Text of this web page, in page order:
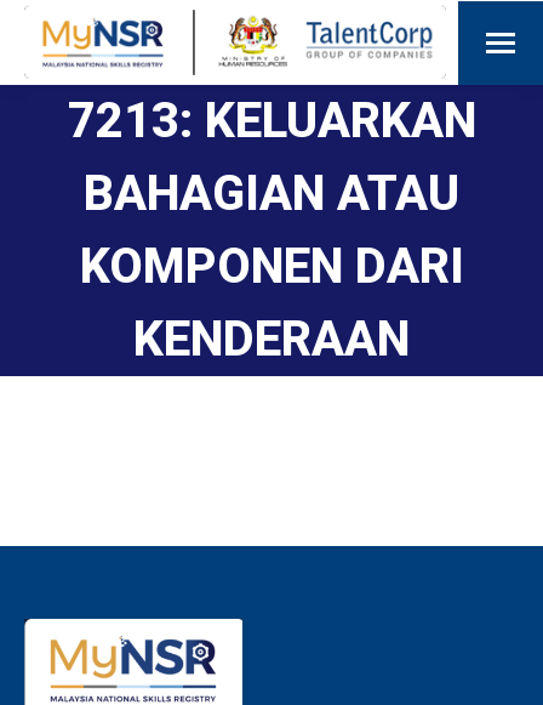
7213: KELUARKAN
BAHAGIAN ATAU
KOMPONEN DARI
KENDERAAN